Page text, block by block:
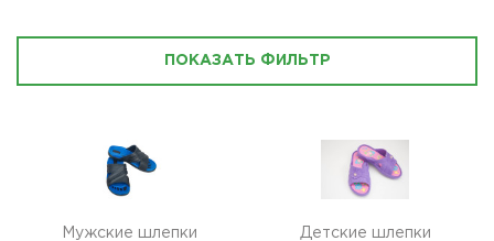
ПОКАЗАТЬ ФИЛЬТР
Мужские шлепки Детские шлепки